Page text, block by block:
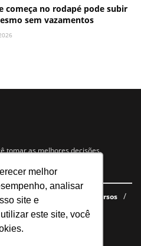
melhor
analisar
site e
este site, você
começa no rodapé pode subir
sem vazamentos
tomar as melhores decisões.
E-books gratuitos
Cursos